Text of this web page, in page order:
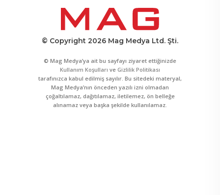
© Copyright 2026 Mag Medya Ltd. Şti.
© Mag Medya’ya ait bu sayfayı ziyaret ettiğinizde
Kullanım Koşulları ve Gizlilik Politikası
tarafınızca kabul edilmiş sayılır. Bu sitedeki materyal,
Mag Medya’nın önceden yazılı izni olmadan
çoğaltılamaz, dağıtılamaz, iletilemez, ön belleğe
alınamaz veya başka şekilde kullanılamaz.